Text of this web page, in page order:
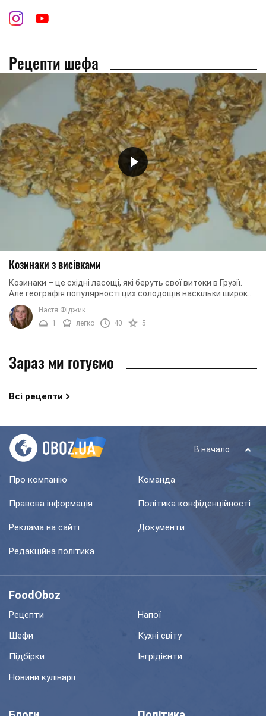
Рецепти шефа
Козинаки з висівками
Козинаки – це східні ласощі, які беруть свої витоки в Грузії.
Але географія популярності цих солодощів наскільки широка,
що навряд чи можна зустріти ...
Настя Фіджик
1
легко 40 5
Зараз ми готуємо
Всі рецепти
В начало
Про компанію Команда
Правова інформація Політика конфіденційності
Реклама на сайті Документи
Редакційна політика
FoodOboz
Рецепти
Напої
Шефи
Кухні світу
Підбірки
Інгрідієнти
Новини кулінарії